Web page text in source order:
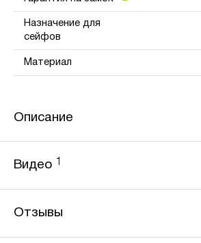
Назначение для
сейфов
Материал
Описание
Видео
Отзывы